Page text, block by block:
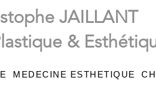
JAILLANT
&
MEDECINE ESTHETIQUE